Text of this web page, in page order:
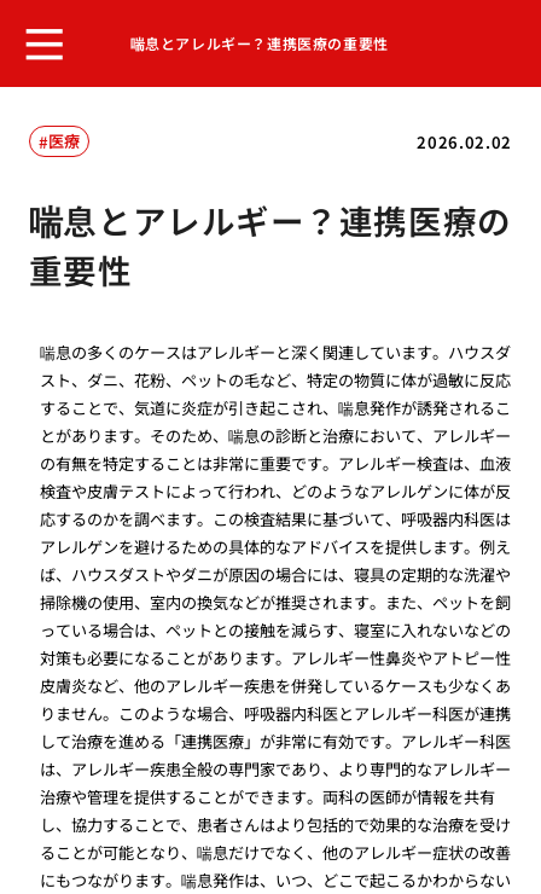
喘息とアレルギー？連携医療の重要性
2026.02.02
医療
喘息とアレルギー？連携医療の
重要性
喘息の多くのケースはアレルギーと深く関連しています。ハウスダ
スト、ダニ、花粉、ペットの毛など、特定の物質に体が過敏に反応
することで、気道に炎症が引き起こされ、喘息発作が誘発されるこ
とがあります。そのため、喘息の診断と治療において、アレルギー
の有無を特定することは非常に重要です。アレルギー検査は、血液
検査や皮膚テストによって行われ、どのようなアレルゲンに体が反
応するのかを調べます。この検査結果に基づいて、呼吸器内科医は
アレルゲンを避けるための具体的なアドバイスを提供します。例え
ば、ハウスダストやダニが原因の場合には、寝具の定期的な洗濯や
掃除機の使用、室内の換気などが推奨されます。また、ペットを飼
っている場合は、ペットとの接触を減らす、寝室に入れないなどの
対策も必要になることがあります。アレルギー性鼻炎やアトピー性
皮膚炎など、他のアレルギー疾患を併発しているケースも少なくあ
りません。このような場合、呼吸器内科医とアレルギー科医が連携
して治療を進める「連携医療」が非常に有効です。アレルギー科医
は、アレルギー疾患全般の専門家であり、より専門的なアレルギー
治療や管理を提供することができます。両科の医師が情報を共有
し、協力することで、患者さんはより包括的で効果的な治療を受け
ることが可能となり、喘息だけでなく、他のアレルギー症状の改善
にもつながります。喘息発作は、いつ、どこで起こるかわからない